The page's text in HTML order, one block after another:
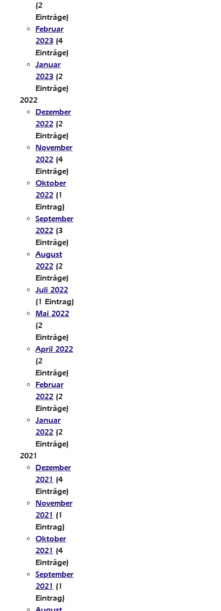
(2
Einträge)
Februar
2023 (4
Einträge)
Januar
2023 (2
Einträge)
2022
Dezember
2022 (2
Einträge)
November
2022 (4
Einträge)
Oktober
2022 (1
Eintrag)
September
2022 (3
Einträge)
August
2022 (2
Einträge)
Juli 2022
(1 Eintrag)
Mai 2022
(2
Einträge)
April 2022
(2
Einträge)
Februar
2022 (2
Einträge)
Januar
2022 (2
Einträge)
2021
Dezember
2021 (4
Einträge)
November
2021 (1
Eintrag)
Oktober
2021 (4
Einträge)
September
2021 (1
Eintrag)